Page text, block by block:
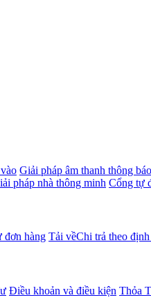
Giải pháp âm thanh thông báo
pháp nhà thông minh Cổng tự
đơn hàng Tải vềChi trả theo
Điều khoản và điều kiện Thỏa